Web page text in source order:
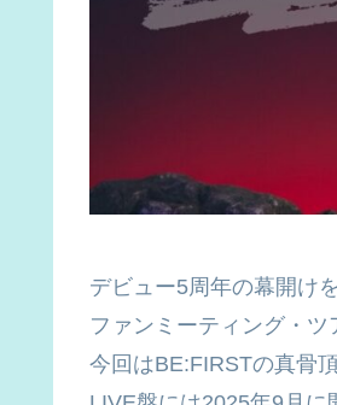
デビュー5周年の幕開け
ファンミーティング・ツ
今回はBE:FIRSTの真骨